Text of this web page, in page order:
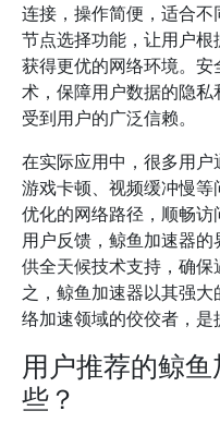
连接，操作简便，适合
节点选择功能，让用户
获得更优的网络环境。
术，保障用户数据的隐私
受到用户的广泛信赖。
在实际应用中，很多用
游戏卡顿、视频缓冲慢
优化的网络路径，顺畅
用户反馈，鲸鱼加速器
供全天候技术支持，确
之，鲸鱼加速器以其强
络加速领域的佼佼者，是
用户推荐的鲸
些？